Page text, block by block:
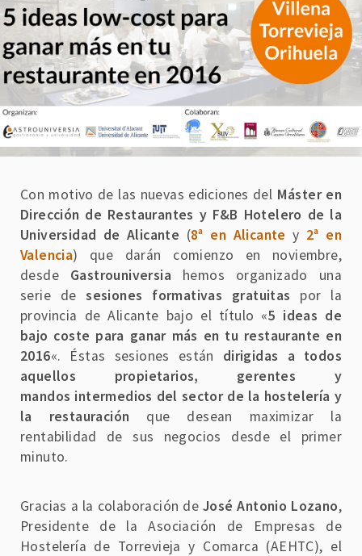
Con motivo de las nuevas ediciones del Máster en
Dirección de Restaurantes y F&B Hotelero de la
Universidad de Alicante (8ª en Alicante y 2ª en
Valencia) que darán comienzo en noviembre,
desde Gastrouniversia hemos organizado una
serie desesiones formativas gratuitas por la
provincia de Alicante bajo el título «5 ideas de
bajo coste para ganar más en tu restaurante en
2016«. Éstas sesiones están dirigidas a todos
aquellos propietarios, gerentes y
mandos intermedios del sector de la hostelería y
la restauración que desean maximizar la
rentabilidad de sus negocios desde el primer
minuto.
Gracias a la colaboración deJosé Antonio Lozano,
Presidente de la Asociación de Empresas de
Hostelería de Torrevieja y Comarca (AEHTC), el